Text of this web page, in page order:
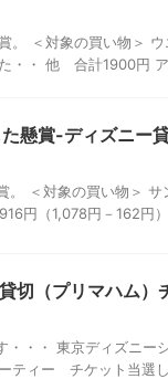
。 ＜対象の買い物
・・ 他 合計1900円
懸賞-ディズニー
。 ＜対象の買い物＞
円（1,078円－162円
切（プリマハム
・・・ 東京ディズニ
ティー チケット当選